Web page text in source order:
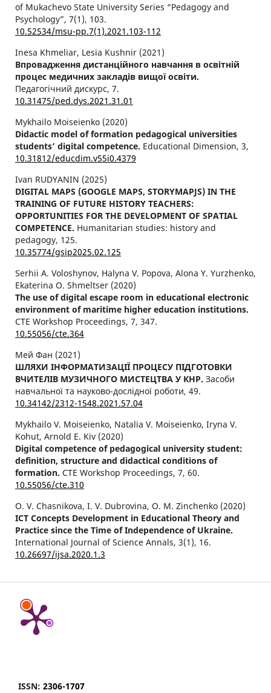
of Mukachevo State University Series “Pedagogy and
Psychology”, 7(1), 103.
10.52534/msu-pp.7(1).2021.103-112
Inesa Khmeliar, Lesia Kushnir (2021)
Впровадження дистанційного навчання в освітній
процес медичних закладів вищої освіти.
Педагогічний дискурс, 7.
10.31475/ped.dys.2021.31.01
Mykhailo Moiseienko (2020)
Didactic model of formation pedagogical universities
students’ digital competence. Educational Dimension, 3,
10.31812/educdim.v55i0.4379
Ivan RUDYANIN (2025)
DIGITAL MAPS (GOOGLE MAPS, STORYMAPJS) IN THE
TRAINING OF FUTURE HISTORY TEACHERS:
OPPORTUNITIES FOR THE DEVELOPMENT OF SPATIAL
COMPETENCE. Humanitarian studies: history and
pedagogy, 125.
10.35774/gsip2025.02.125
Serhii A. Voloshynov, Halyna V. Popova, Alona Y. Yurzhenko,
Ekaterina O. Shmeltser (2020)
The use of digital escape room in educational electronic
environment of maritime higher education institutions.
CTE Workshop Proceedings, 7, 347.
10.55056/cte.364
Мей Фан (2021)
ШЛЯХИ ІНФОРМАТИЗАЦІЇ ПРОЦЕСУ ПІДГОТОВКИ
ВЧИТЕЛІВ МУЗИЧНОГО МИСТЕЦТВА У КНР. Засоби
навчальної та науково-дослідної роботи, 49.
10.34142/2312-1548.2021.57.04
Mykhailo V. Moiseienko, Natalia V. Moiseienko, Iryna V.
Kohut, Arnold E. Kiv (2020)
Digital competence of pedagogical university student:
definition, structure and didactical conditions of
formation. CTE Workshop Proceedings, 7, 60.
10.55056/cte.310
O. V. Chasnikova, I. V. Dubrovina, O. M. Zinchenko (2020)
ICT Concepts Development in Educational Theory and
Practice since the Time of Independence of Ukraine.
International Journal of Science Annals, 3(1), 16.
10.26697/ijsa.2020.1.3
ISSN: 2306-1707